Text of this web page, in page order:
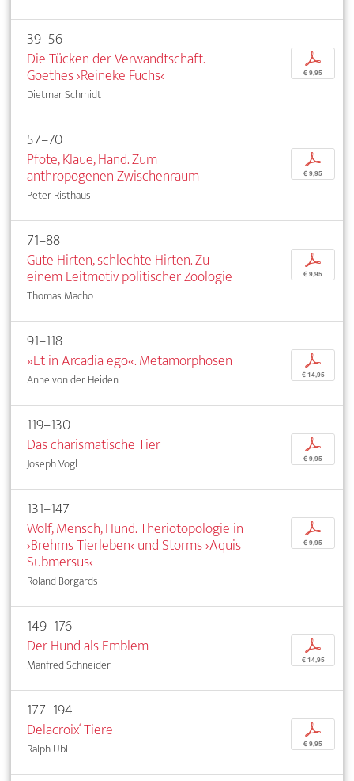
39–56
Die Tücken der Verwandtschaft.
Goethes ›Reineke Fuchs‹
Dietmar Schmidt
p
€ 9,95
57–70
Pfote, Klaue, Hand. Zum
anthropogenen Zwischenraum
Peter Risthaus
p
€ 9,95
71–88
Gute Hirten, schlechte Hirten. Zu
einem Leitmotiv politischer Zoologie
Thomas Macho
p
€ 9,95
91–118
»Et in Arcadia ego«. Metamorphosen
Anne von der Heiden
p
€ 14,95
119–130
Das charismatische Tier
Joseph Vogl
p
€ 9,95
131–147
Wolf, Mensch, Hund. Theriotopologie in
›Brehms Tierleben‹ und Storms ›Aquis
Submersus‹
Roland Borgards
p
€ 9,95
149–176
Der Hund als Emblem
Manfred Schneider
p
€ 14,95
177–194
Delacroix‘ Tiere
Ralph Ubl
p
€ 9,95